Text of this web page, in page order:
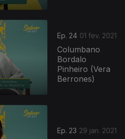
Ep. 24 01 fev. 2021
Columbano
Bordalo
Pinheiro (Vera
Berrones)
Ep. 23 29 jan. 2021